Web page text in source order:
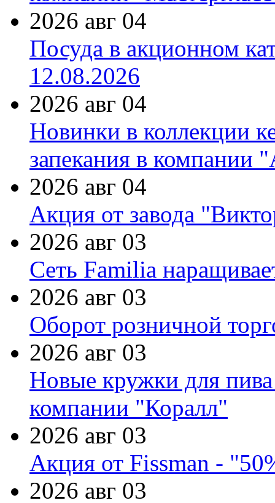
2026 авг 04
Посуда в акционном
12.08.2026
2026 авг 04
Новинки в коллекции
запекания в компании
2026 авг 04
Акция от завода
2026 авг 03
Сеть Familia
2026 авг 03
Оборот розничной
2026 авг 03
Новые кружки для
компании "Коралл"
2026 авг 03
Акция от Fissman -
2026 авг 03